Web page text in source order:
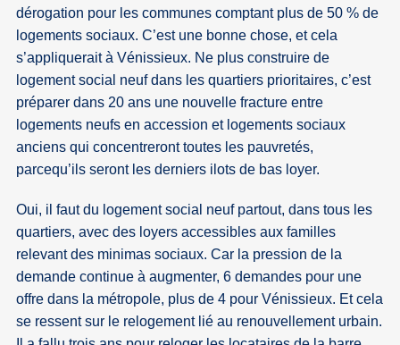
dérogation pour les communes comptant plus de 50 % de
logements sociaux. C’est une bonne chose, et cela
s’appliquerait à Vénissieux. Ne plus construire de
logement social neuf dans les quartiers prioritaires, c’est
préparer dans 20 ans une nouvelle fracture entre
logements neufs en accession et logements sociaux
anciens qui concentreront toutes les pauvretés,
parcequ’ils seront les derniers ilots de bas loyer.
Oui, il faut du logement social neuf partout, dans tous les
quartiers, avec des loyers accessibles aux familles
relevant des minimas sociaux. Car la pression de la
demande continue à augmenter, 6 demandes pour une
offre dans la métropole, plus de 4 pour Vénissieux. Et cela
se ressent sur le relogement lié au renouvellement urbain.